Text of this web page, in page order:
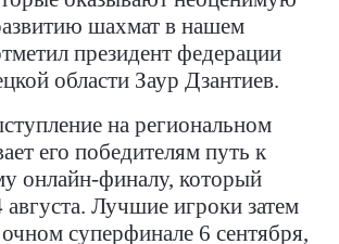
шахмат в нашем
президент федерации
области Заур Дзантиев.
на региональном
его победителям путь к
онлайн-финалу, который
августа. Лучшие игроки затем
очном суперфинале 6 сентября,